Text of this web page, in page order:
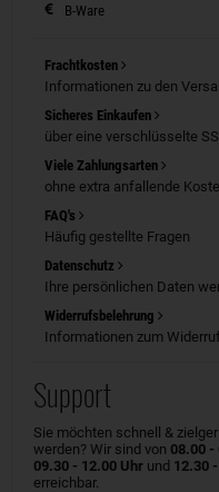
B-Ware
Frachtkosten
Informationen zu den
Sicheres Einkaufen
über eine verschlüsselte
Viele Zahlungsarten
ohne extra anfallende
FAQ's
Häufig gestellte Fragen
Datenschutz
Ihre persönlichen Daten
Widerrufsbelehrung
Informationen zum
Support
Sie möchten schnell &
werden? Wir sind von 08.00 -
09.30 - 12.00 Uhr und 12.30
erreichbar.